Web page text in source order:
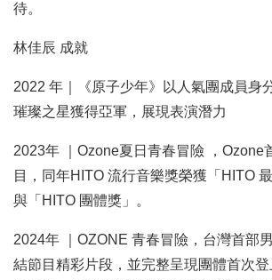
待。
林佳辰 成就
2022 年｜《原子少年》以人氣團成員身
璀璨之星獲得亞軍，展現表演潛力
2023年 ｜Ozone夏日青春冒險 ，Ozone
目，同年HITO 流行音樂獎榮獲「HITO
與「HITO 團體獎」。
2024年 ｜OZONE 青春冒險，台灣首部
結節目精彩片段，並完整呈現團體首次